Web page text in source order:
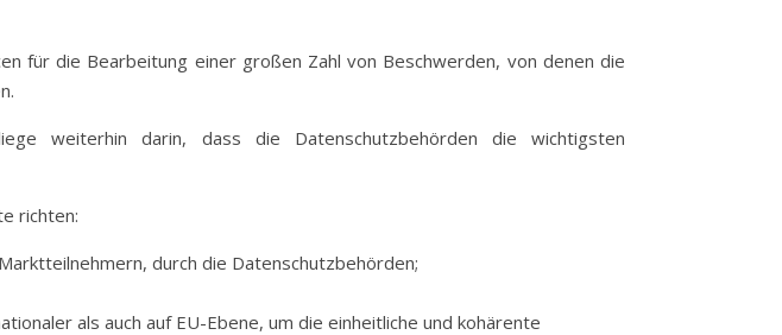
für die Bearbeitung einer großen Zahl von Beschwerden, von denen die
weiterhin darin, dass die Datenschutzbehörden die wichtigsten
richten:
durch die Datenschutzbehörden;
als auch auf EU-Ebene, um die einheitliche und kohärente